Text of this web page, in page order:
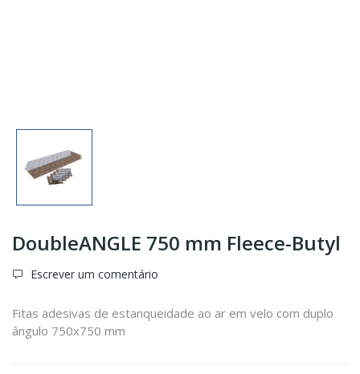
DoubleANGLE 750 mm Fleece-Butyl
Escrever um comentário
Fitas adesivas de estanqueidade ao ar em velo com duplo
ângulo 750x750 mm